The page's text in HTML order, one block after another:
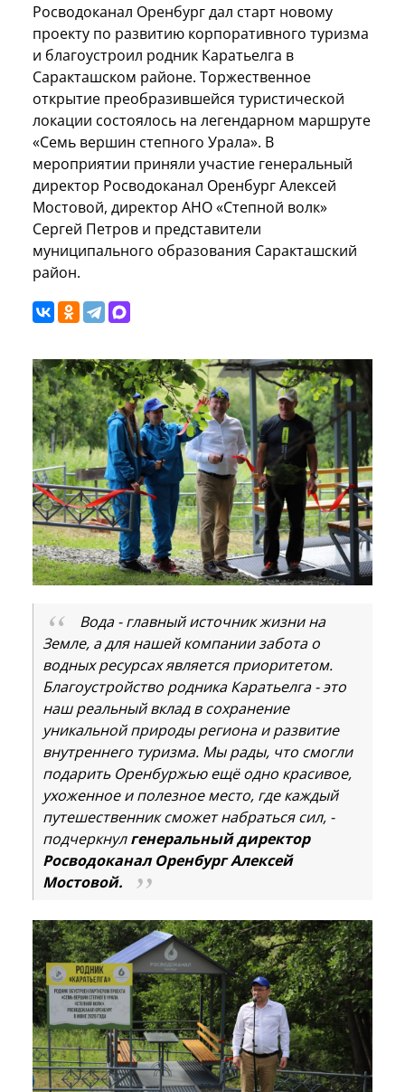
Росводоканал Оренбург дал старт новому
проекту по развитию корпоративного туризма
и благоустроил родник Каратьелга в
Саракташском районе. Торжественное
открытие преобразившейся туристической
локации состоялось на легендарном маршруте
«Семь вершин степного Урала». В
мероприятии приняли участие генеральный
директор Росводоканал Оренбург Алексей
Мостовой, директор АНО «Степной волк»
Сергей Петров и представители
муниципального образования Саракташский
район.
Вода - главный источник жизни на
Земле, а для нашей компании забота о
водных ресурсах является приоритетом.
Благоустройство родника Каратьелга - это
наш реальный вклад в сохранение
уникальной природы региона и развитие
внутреннего туризма. Мы рады, что смогли
подарить Оренбуржью ещё одно красивое,
ухоженное и полезное место, где каждый
путешественник сможет набраться сил, -
подчеркнулгенеральный директор
Росводоканал Оренбург Алексей
Мостовой.